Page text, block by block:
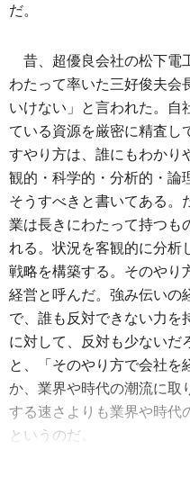
だ。
昔、超優良会社の松下電
わたって率いた三好俊夫会
いけない」と言われた。自
ている資源を厳密に精査し
すやり方は、誰にもわかり
観的・科学的・分析的・論
そうすべきと書いてある。
業は長きにわたって持つも
れる。状況を客観的に分析
戦略を構築する。そのやり
経営と呼んだ。強み伝いの
で、誰も反対できない力を
に対して、反対も少ないだ
と、「そのやり方で会社を
か、業界や時代の潮流に取
する速さよりも業界や時代
というのだ。